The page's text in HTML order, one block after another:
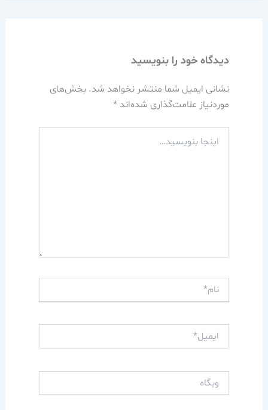
دیدگاه‌ خود را بنویسید
نشانی ایمیل شما منتشر نخواهد شد. بخش‌های
موردنیاز علامت‌گذاری شده‌اند *
بنویسید…